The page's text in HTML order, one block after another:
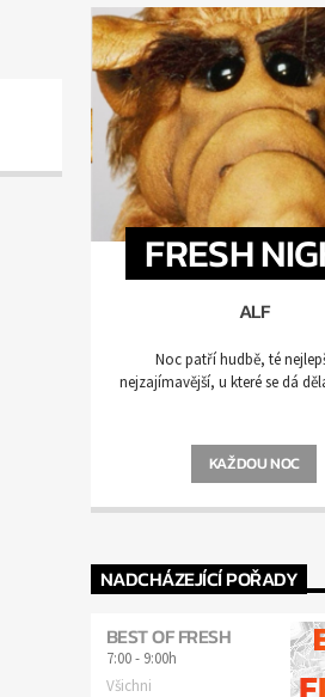
FRESH
ALF
Noc patří hudbě, té
nejzajímavější, u které se dá
KAŽDOU NOC
NADCHÁZEJÍCÍ POŘADY
BEST OF FRESH
7:00- 9:00h
Všichni